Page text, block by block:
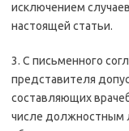
исключением
настоящей статьи.
3. С письменного
представителя
составляющих
числе должностным